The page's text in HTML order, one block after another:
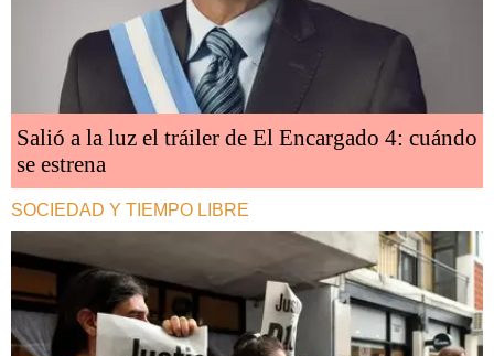
Salió a la luz el tráiler de El Encargado 4: cuándo
se estrena
SOCIEDAD Y TIEMPO LIBRE